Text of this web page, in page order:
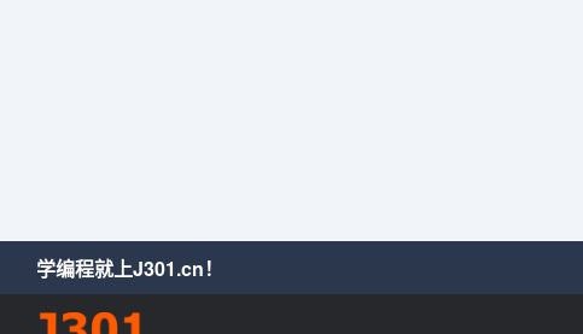
学编程就上J301.cn！